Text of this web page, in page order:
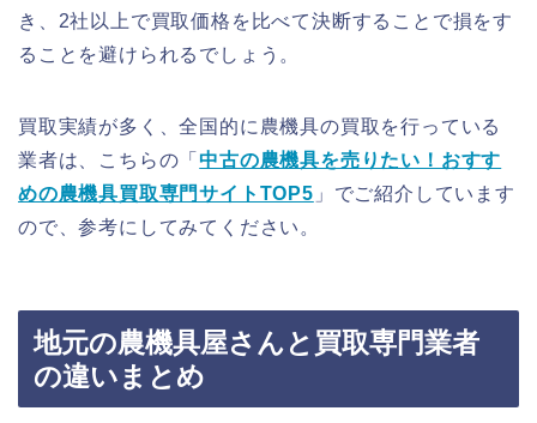
き、2社以上で買取価格を比べて決断することで損をす
ることを避けられるでしょう。
買取実績が多く、全国的に農機具の買取を行っている
業者は、こちらの「中古の農機具を売りたい！おすす
めの農機具買取専門サイトTOP5 」でご紹介しています
ので、参考にしてみてください。
地元の農機具屋さんと買取専門業者
の違いまとめ